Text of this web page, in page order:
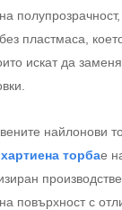
пластмаса,
искат да
найлонови
торбае
повърхност с